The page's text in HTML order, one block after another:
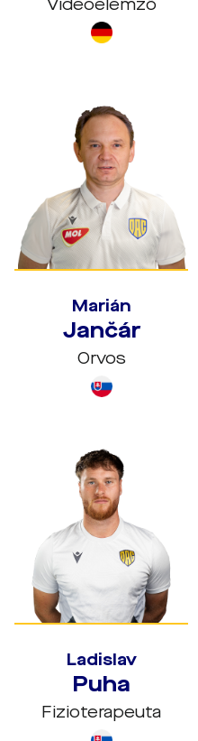
Videóelemző
Marián
Jančár
Orvos
Ladislav
Puha
Fizioterapeuta